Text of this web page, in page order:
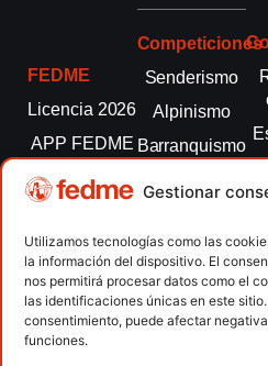
Gestionar
Utilizamos tecnologías como las
la información del dispositivo. El
nos permitirá procesar datos como el
las identificaciones únicas en este
consentimiento, puede afectar
funciones.
FEDME
Licencia 2026
APP FEDME
Transparencia
autonómicas
Clubes
Contacto
Competiciones
Senderismo
Alpinismo
Barranquismo
montaña
Escalada
Escalada
paralimpica